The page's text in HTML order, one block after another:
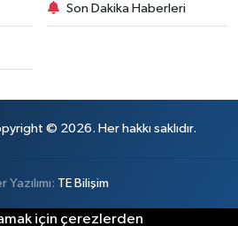
Son Dakika Haberleri
© 2026. Her hakkı saklıdır.
Yazılımı: TE Bilişim
için çerezlerden